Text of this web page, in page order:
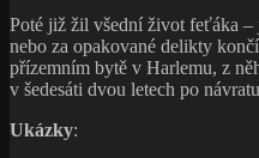
Poté již žil všední život feťáka
nebo za opakované delikty
přízemním bytě v Harlemu, z
v šedesáti dvou letech po
Ukázky: